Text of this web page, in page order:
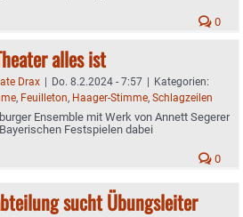
0
alles ist
Drax | Do. 8.2.2024 - 7:57 | Kategorien:
, Feuilleton, Haager-Stimme, Schlagzeilen
Ensemble mit Werk von Annett Segerer
Festspielen dabei
0
sucht Übungsleiter